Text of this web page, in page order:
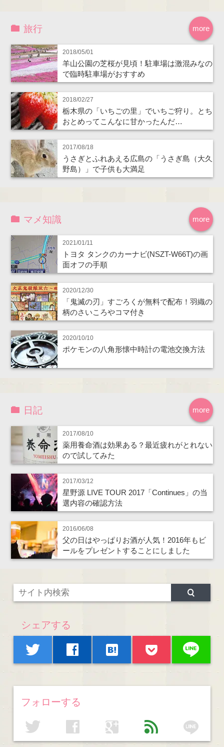
more
旅行
2018/05/01
羊山公園の芝桜が見頃！駐車場は激混みなの
で臨時駐車場がおすすめ
2018/02/27
栃木県の「いちごの里」でいちご狩り。とち
おとめってこんなに甘かったんだ…
2017/08/18
うさぎとふれあえる広島の「うさぎ島（大久
野島）」で子供も大満足
more
マメ知識
2021/01/11
トヨタ タンクのカーナビ(NSZT-W66T)の画
面オフの手順
2020/12/30
「鬼滅の刃」すごろくが無料で配布！羽織の
柄のさいころやコマ付き
2020/10/10
ポケモンの八角形懐中時計の電池交換方法
more
日記
2017/08/10
薬用養命酒は効果ある？最近疲れがとれない
ので試してみた
2017/03/12
星野源 LIVE TOUR 2017「Continues」の当
選内容の確認方法
2016/06/08
父の日はやっぱりお酒が人気！2016年もビ
ールをプレゼントすることにしました
シェアする
twitter facebook hatenabookmark line
フォローする
twitter facebook google feed line